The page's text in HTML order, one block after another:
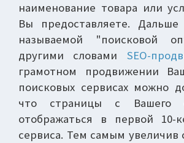
наименование товара или
Вы предоставляете.
называемой "поисковой
другими словами SEO-
грамотном продвижении
поисковых сервисах можно
что страницы с Вашего
отображаться в первой 10-
сервиса. Тем самым увеличив